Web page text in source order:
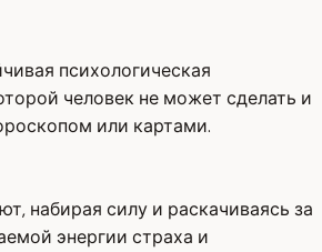
психологическая
человек не может сделать и
или картами.
набирая силу и раскачиваясь за
энергии страха и